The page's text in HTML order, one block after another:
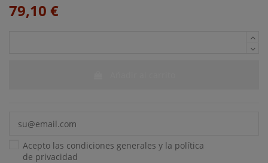
79,10 €
Acepto las condiciones generales y la política
de privacidad